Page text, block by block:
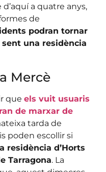
a quatre anys,
de
podran tornar
sent una residència
Mercè
que els vuit usuaris
de marxar de
tarda de
poden escollir si
residència d’Horts
Tarragona. La